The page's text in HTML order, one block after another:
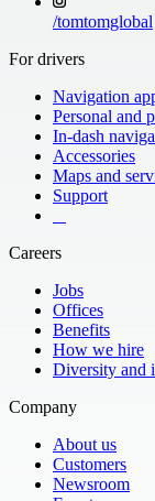
Moldova 52%
Morocco
Norway
Qatar
San Marino
Slovenia
South Arabia
Sweden
Taiwan
Ukraine 65%
/tomtomglobal
For drivers
Navigation
Personal and
In-dash
Accessories
Maps and
Support
Careers
Jobs
Offices
Benefits
How we hire
Diversity and
Company
About us
Customers
Newsroom